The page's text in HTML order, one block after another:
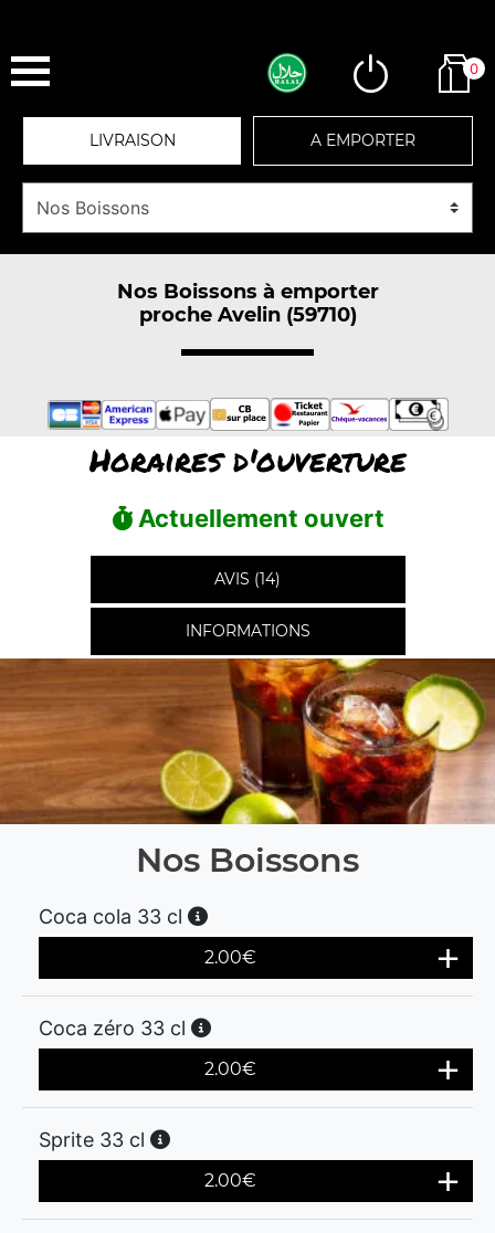
0
LIVRAISON A EMPORTER
Nos Boissons à emporter
proche Avelin (59710)
Horaires d'ouverture
Actuellement ouvert
AVIS (14)
INFORMATIONS
Nos Boissons
Coca cola 33 cl
2.00€
Coca zéro 33 cl
2.00€
Sprite 33 cl
2.00€